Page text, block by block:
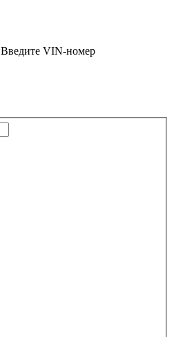
Введите VIN-номер